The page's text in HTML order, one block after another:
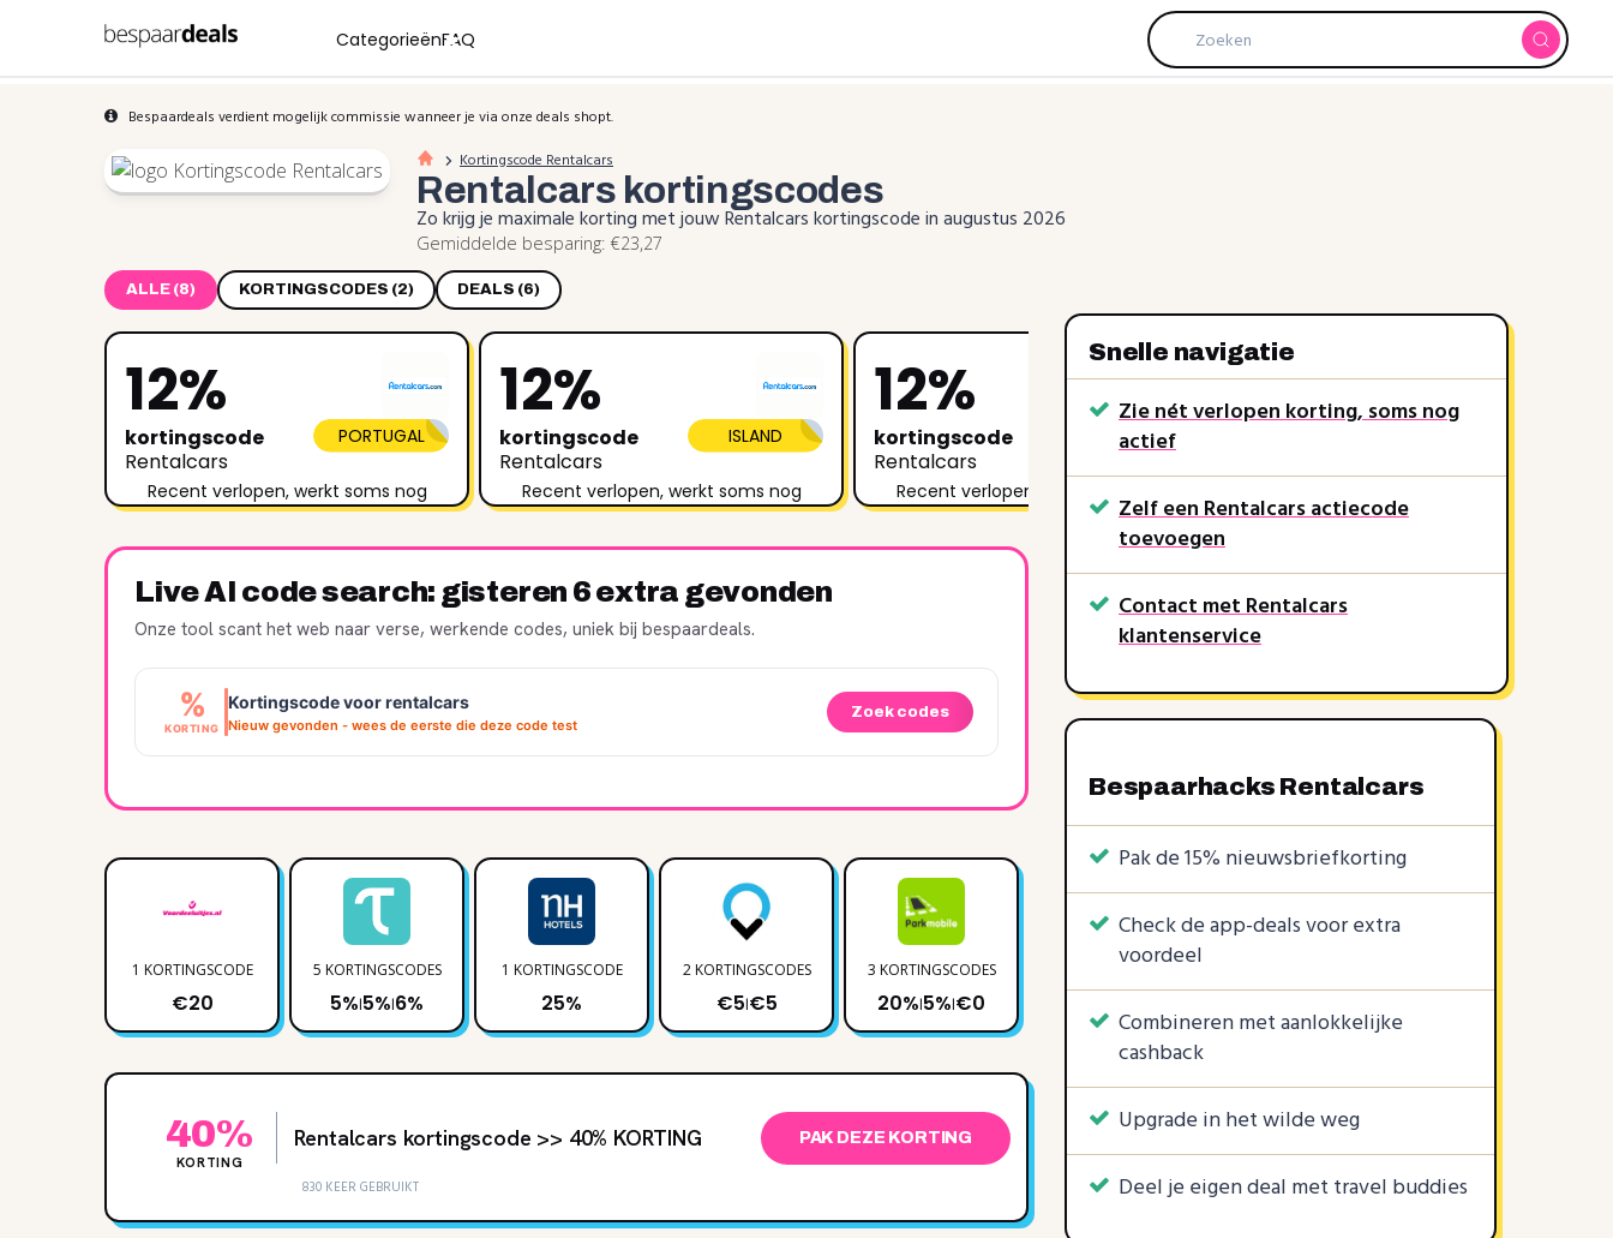
CategorieënFAQ
Bespaardeals verdient mogelijk commissie wanneer je via onze deals shopt.
Kortingscode Rentalcars
Rentalcars kortingscodes
Zo krijg je maximale korting met jouw Rentalcars kortingscode in augustus 2026
Gemiddelde besparing: €23,27
ALLE (8) KORTINGSCODES (2) DEALS (6)
12%
kortingscode
Rentalcars
PORTUGAL
Recent verlopen, werkt soms nog
12%
kortingscode
Rentalcars
ISLAND
Recent verlopen, werkt soms nog
12%
kortingscode
Rentalcars
TURKIJE
Recent verlopen, werkt soms nog
10%
Live AI code search: gisteren 6 extra gevonden
Onze tool scant het web naar verse, werkende codes, uniek bij bespaardeals.
%
KORTING
Kortingscode voor rentalcars
Nieuw gevonden - wees de eerste die deze code test
Zoek codes
1 KORTINGSCODE
€20
5 KORTINGSCODES
5%|5%|6%
1 KORTINGSCODE
25%
2 KORTINGSCODES
€5|€5
3 KORTINGSCODES
20%|5%|€0
40%
KORTING
Rentalcars kortingscode >> 40‌% KORTING PAK DEZE KORTING
830 KEER GEBRUIKT
Snelle navigatie
Zie nét verlopen korting, soms nog
actief
Zelf een Rentalcars actiecode
toevoegen
Contact met Rentalcars
klantenservice
Bespaarhacks Rentalcars
Pak de 15% nieuwsbriefkorting
Check de app-deals voor extra
voordeel
Combineren met aanlokkelijke
cashback
Upgrade in het wilde weg
Deel je eigen deal met travel buddies